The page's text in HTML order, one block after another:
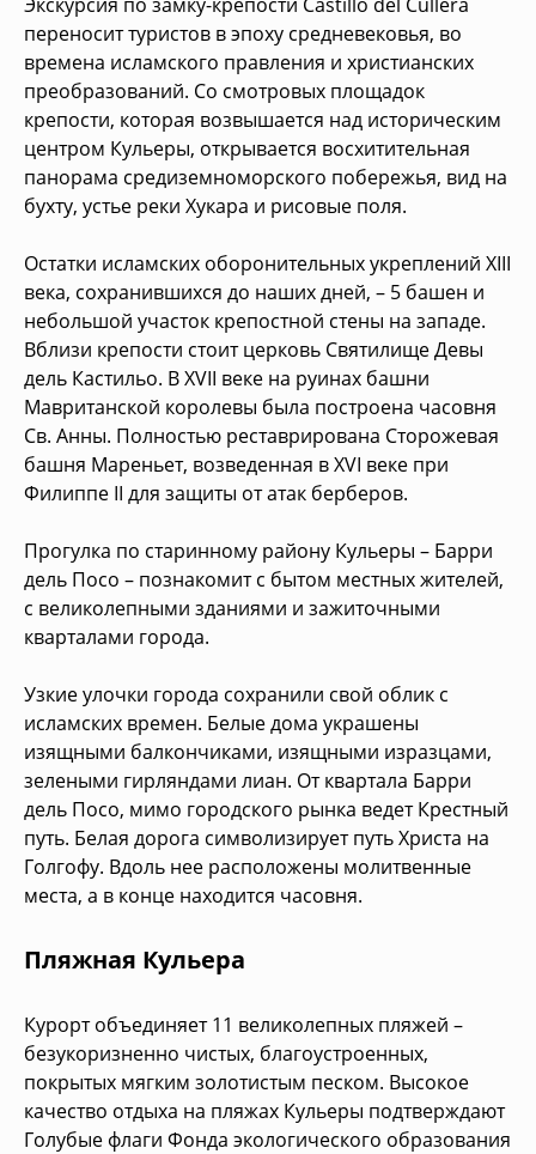
переносит туристов в эпоху средневековья, во
времена исламского правления и христианских
преобразований. Со смотровых площадок
крепости, которая возвышается над историческим
центром Кульеры, открывается восхитительная
панорама средиземноморского побережья, вид на
бухту, устье реки Хукара и рисовые поля.
Остатки исламских оборонительных укреплений XIII
века, сохранившихся до наших дней, – 5 башен и
небольшой участок крепостной стены на западе.
Вблизи крепости стоит церковь Святилище Девы
дель Кастильо. В XVII веке на руинах башни
Мавританской королевы была построена часовня
Св. Анны. Полностью реставрирована Сторожевая
башня Мареньет, возведенная в XVI веке при
Филиппе II для защиты от атак берберов.
Прогулка по старинному району Кульеры – Барри
дель Поco – познакомит с бытом местных жителей,
с великолепными зданиями и зажиточными
кварталами города.
Узкие улочки города сохранили свой облик с
исламских времен. Белые дома украшены
изящными балкончиками, изящными изразцами,
зелеными гирляндами лиан. От квартала Барри
дель Поco, мимо городского рынка ведет Крестный
путь. Белая дорога символизирует путь Христа на
Голгофу. Вдоль нее расположены молитвенные
места, а в конце находится часовня.
Пляжная Кульера
Курорт объединяет 11 великолепных пляжей –
безукоризненно чистых, благоустроенных,
покрытых мягким золотистым песком. Высокое
качество отдыха на пляжах Кульеры подтверждают
Голубые флаги Фонда экологического образования